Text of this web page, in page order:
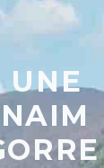
UNE